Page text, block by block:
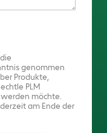
genommen
Produkte,
PLM
möchte.
am Ende der